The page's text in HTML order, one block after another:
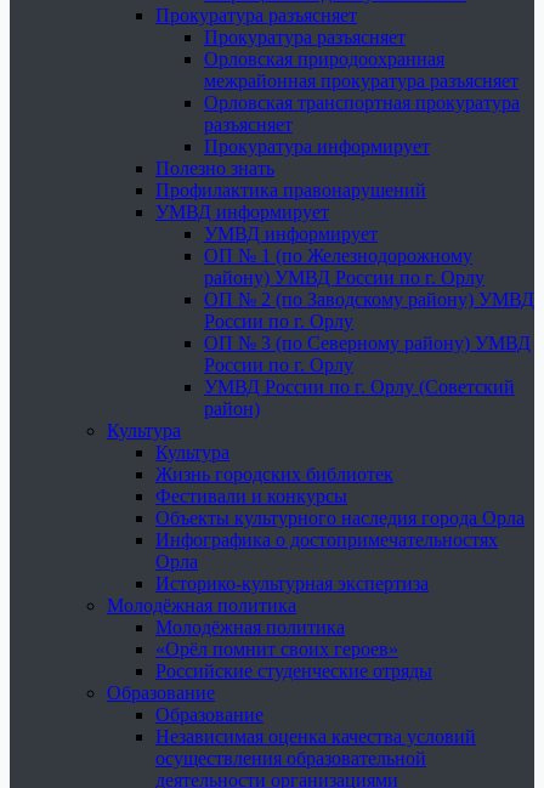
Прокуратура разъясняет
Прокуратура разъясняет
Орловская природоохранная
межрайонная прокуратура разъясняет
Орловская транспортная прокуратура
разъясняет
Прокуратура информирует
Полезно знать
Профилактика правонарушений
УМВД информирует
УМВД информирует
ОП № 1 (по Железнодорожному
району) УМВД России по г. Орлу
ОП № 2 (по Заводскому району) УМВД
России по г. Орлу
ОП № 3 (по Северному району) УМВД
России по г. Орлу
УМВД России по г. Орлу (Советский
район)
Культура
Культура
Жизнь городских библиотек
Фестивали и конкурсы
Объекты культурного наследия города Орла
Инфографика о достопримечательностях
Орла
Историко-культурная экспертиза
Молодёжная политика
Молодёжная политика
«Орёл помнит своих героев»
Российские студенческие отряды
Образование
Образование
Независимая оценка качества условий
осуществления образовательной
деятельности организациями